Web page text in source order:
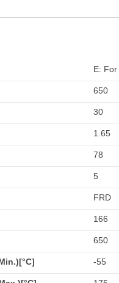
E:
650
30
1.65
78
5
FRD
166
650
-55